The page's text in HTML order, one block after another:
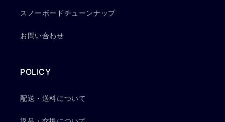
スノーボードチューンナップ
お問い合わせ
POLICY
配送・送料について